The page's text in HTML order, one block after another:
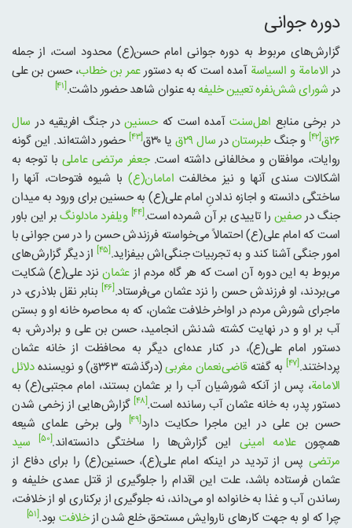
دوره جوانی
گزارش‌های مربوط به دوره جوانی امام حسن(ع) محدود است، از جمله
در الامامة و السیاسة آمده است که به دستورعمر بن خطاب، حسن بن علی
در شورای شش‌نفره تعیین خلیفه به عنوان شاهد حضور داشت.[۴۱]
در برخی منابع اهل‌سنت آمده است کهحسنیندر جنگ افریقیه در سال
۲۶ق
[۴۲] و جنگطبرستاندر سال ۲۹ق یا ۳۰ق [۴۳]
حضور داشته‌اند. این گونه
روایات، موافقان و مخالفانی داشته است.جعفر مرتضی عاملی با توجه به
اشکالات سندی آنها و نیز مخالفت امامان(ع)با شیوه فتوحات، آنها را
ساختگی دانسته و اجازه ندادنِ امام علی(ع) به حسنین برای ورود به میدان
جنگ درصفین را تاییدی بر آن شمرده است.[۴۴] ویلفرد مادلونگبر این باور
است که امام علی(ع) احتمالاً می‌خواسته فرزندش حسن را در سن جوانی با
امور جنگی آشنا کند و به تجربیات جنگی‌اش بیفزاید.[۴۵]
از دیگر گزارش‌های
مربوط به این دوره آن است که هر گاه مردم ازعثماننزد علی(ع) شکایت
می‌بردند، او فرزندش حسن را نزد عثمان می‌فرستاد.[۴۶]
بنابر نقل بلاذری، در
ماجرای شورش مردم در اواخر خلافت عثمان، که به محاصره خانه او و بستن
آب بر او و در نهایت کشته شدنش انجامید، حسن بن علی و برادرش، به
دستور امام علی(ع)، در کنار عده‌ای دیگر به محافظت از خانه عثمان
پرداختند.[۴۷] به گفتهقاضی‌نعمان مغربی(درگذشته ۳۶۳ق) و نویسنده
دلائل
الامامة، پس از آنکه شورشیان آب را بر عثمان بستند، امام مجتبی(ع) به
دستور پدر، به خانه عثمان آب رسانده است.[۴۸]
گزارش‌هایی از زخمی شدن
حسن بن علی در این ماجرا حکایت دارد[۴۹]
ولی برخی علمای شیعه
همچون علامه امینی این گزارش‌ها را ساختگی دانسته‌اند.[۵۰]
سید
مرتضی پس از تردید در اینکه امام علی(ع)، حسنین(ع) را برای دفاع از
عثمان فرستاده باشد، علت این اقدام را جلوگیری از قتل عمدی خلیفه و
رساندن آب و غذا به خانواده او می‌داند، نه جلوگیری از برکناری او از خلافت،
چرا که او به جهت کارهای ناروایش مستحق خلع شدن ازخلافت بود.[۵۱]